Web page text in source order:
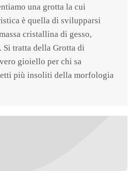
una grotta la cui
è quella di svilupparsi
cristallina di gesso,
Si tratta della Grotta di
gioiello per chi sa
più insoliti della morfologia